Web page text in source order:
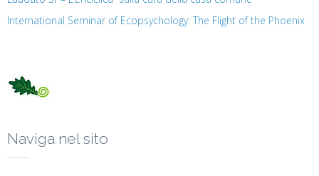
International Seminar of Ecopsychology: The Flight of the Phoenix
Naviga nel sito